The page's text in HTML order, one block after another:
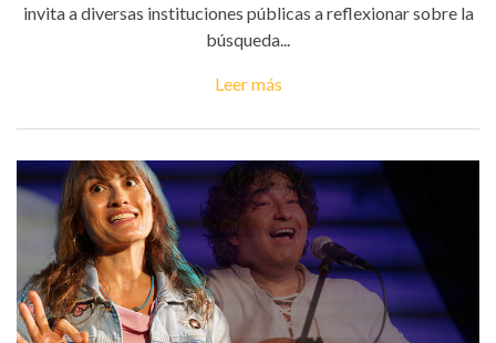
invita a diversas instituciones públicas a reflexionar sobre la
búsqueda...
Leer más